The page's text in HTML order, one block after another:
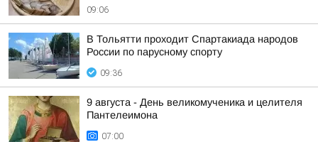
09:06
В Тольятти проходит Спартакиада народов
России по парусному спорту
09:36
9 августа - День великомученика и целителя
Пантелеимона
07:00